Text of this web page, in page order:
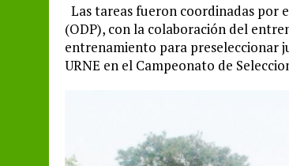
Las tareas fueron coordinadas por
(ODP), con la colaboración del
entrenamiento para preseleccionar
URNE en el Campeonato de